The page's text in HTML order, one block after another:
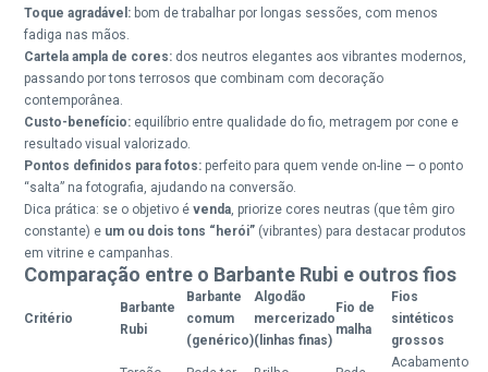
Toque agradável: bom de trabalhar por longas sessões, com menos
fadiga nas mãos.
Cartela ampla de cores: dos neutros elegantes aos vibrantes modernos,
passando por tons terrosos que combinam com decoração
contemporânea.
Custo-benefício: equilíbrio entre qualidade do fio, metragem por cone e
resultado visual valorizado.
Pontos definidos para fotos: perfeito para quem vende on-line — o ponto
“salta” na fotografia, ajudando na conversão.
Dica prática: se o objetivo évenda , priorize cores neutras (que têm giro
constante) e um ou dois tons “herói” (vibrantes) para destacar produtos
em vitrine e campanhas.
Comparação entre o Barbante Rubi e outros fios
Critério
Barbante
Rubi
Barbante
comum
(genérico)
Algodão
mercerizado
(linhas finas)
Fio de
malha
Fios
sintéticos
grossos
Acabamento